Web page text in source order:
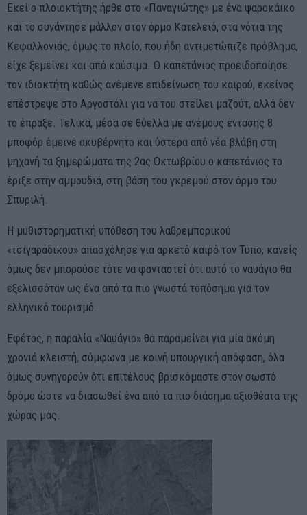
Εκεί ο πλοιοκτήτης ήρθε στο «Παναγιώτης» με ένα ψαροκάικο
και το συνάντησε μάλλον στον όρμο Κατελειό, στα νότια της
Κεφαλλονιάς, όμως το πλοίο, που ήδη αντιμετώπιζε πρόβλημα,
είχε ξεμείνει και από καύσιμα. Ο καπετάνιος προειδοποίησε
τον ιδιοκτήτη καθώς ανέμενε επιδείνωση του καιρού, εκείνος
επέστρεψε στο Αργοστόλι για να του στείλει μαζούτ, αλλά δεν
το έπραξε. Τελικά, μέσα σε θύελλα με ανέμους έντασης 8
μποφόρ έμεινε ακυβέρνητο και ύστερα από νέα βλάβη στη
μηχανή τα ξημερώματα της 2ας Οκτωβρίου ο καπετάνιος το
έριξε στην αμμουδιά, στη βάση του γκρεμού στον όρμο του
Σπυριλή.
Η μυθιστορηματική υπόθεση του λαθρεμπορικού
«τσιγαράδικου» απασχόλησε για αρκετό καιρό τον Τύπο, κανείς
όμως δεν μπορούσε τότε να φανταστεί ότι αυτό το ναυάγιο θα
εξελισσόταν ως ένα από τα πιο γνωστά τοπόσημα για τον
ελληνικό τουρισμό.
Εφέτος, η παραλία «Nαυάγιο» θα παραμείνει για μία ακόμη
χρονιά κλειστή, σύμφωνα με κοινή υπουργική απόφαση, όλα
όμως συνηγορούν ότι επιτέλους βρισκόμαστε στον σωστό
δρόμο ώστε να διασωθεί ένα από τα πιο διάσημα αξιοθέατα της
χώρας μας.